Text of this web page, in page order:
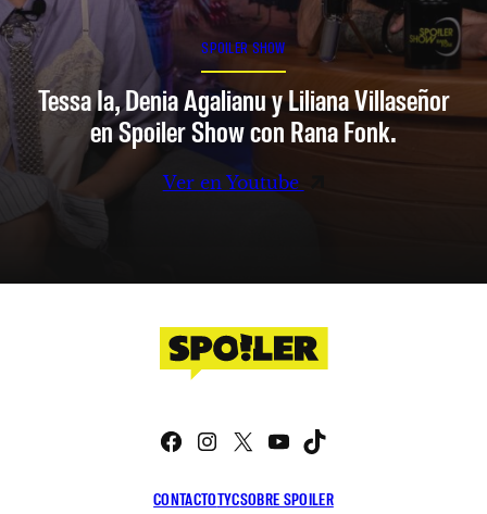
SPOILER SHOW
Tessa Ia, Denia Agalianu y Liliana Villaseñor
en Spoiler Show con Rana Fonk.
Ver en Youtube
CONTACTOTYCSOBRE SPOILER
Facebook
Instagram
X YouTube